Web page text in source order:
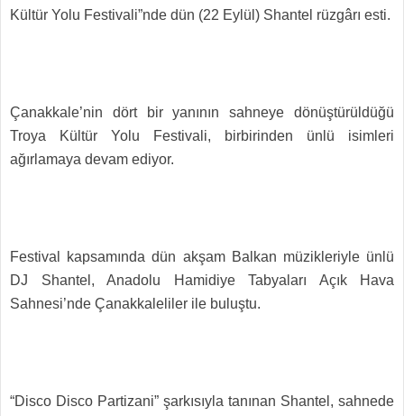
Kültür Yolu Festivali”nde dün (22 Eylül) Shantel rüzgârı esti.
Çanakkale’nin dört bir yanının sahneye dönüştürüldüğü
Troya Kültür Yolu Festivali, birbirinden ünlü isimleri
ağırlamaya devam ediyor.
Festival kapsamında dün akşam Balkan müzikleriyle ünlü
DJ Shantel, Anadolu Hamidiye Tabyaları Açık Hava
Sahnesi’nde Çanakkaleliler ile buluştu.
“Disco Disco Partizani” şarkısıyla tanınan Shantel, sahnede